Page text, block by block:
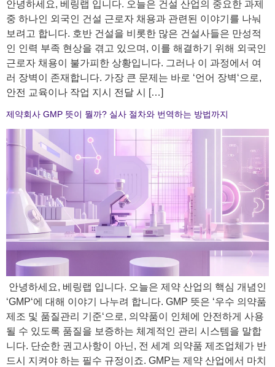
안녕하세요, 베링랩 입니다. 오늘은 건설 산업의 중요한 과제
중 하나인 외국인 건설 근로자 채용과 관련된 이야기를 나눠
보려고 합니다. 호반 건설을 비롯한 많은 건설사들은 만성적
인 인력 부족 현상을 겪고 있으며, 이를 해결하기 위해 외국인
근로자 채용이 불가피한 상황입니다. 그러나 이 과정에서 여
러 장벽이 존재합니다. 가장 큰 문제는 바로 ‘언어 장벽‘으로,
안전 교육이나 작업 지시 전달 시 […]
제약회사 GMP 뜻이 뭘까? 실사 절차와 번역하는 방법까지
​ 안녕하세요, 베링랩 입니다. 오늘은 제약 산업의 핵심 개념인
‘GMP‘에 대해 이야기 나누려 합니다. GMP 뜻은 ‘우수 의약품
제조 및 품질관리 기준‘으로, 의약품이 인체에 안전하게 사용
될 수 있도록 품질을 보증하는 체계적인 관리 시스템을 말합
니다. 단순한 권고사항이 아닌, 전 세계 의약품 제조업체가 반
드시 지켜야 하는 필수 규정이죠. GMP는 제약 산업에서 마치